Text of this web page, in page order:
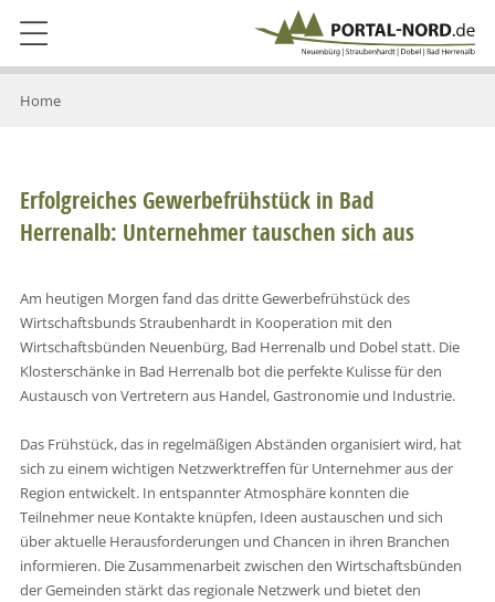
Home
Erfolgreiches Gewerbefrühstück in Bad
Herrenalb: Unternehmer tauschen sich aus
Am heutigen Morgen fand das dritte Gewerbefrühstück des
Wirtschaftsbunds Straubenhardt in Kooperation mit den
Wirtschaftsbünden Neuenbürg, Bad Herrenalb und Dobel statt. Die
Klosterschänke in Bad Herrenalb bot die perfekte Kulisse für den
Austausch von Vertretern aus Handel, Gastronomie und Industrie.
Das Frühstück, das in regelmäßigen Abständen organisiert wird, hat
sich zu einem wichtigen Netzwerktreffen für Unternehmer aus der
Region entwickelt. In entspannter Atmosphäre konnten die
Teilnehmer neue Kontakte knüpfen, Ideen austauschen und sich
über aktuelle Herausforderungen und Chancen in ihren Branchen
informieren. Die Zusammenarbeit zwischen den Wirtschaftsbünden
der Gemeinden stärkt das regionale Netzwerk und bietet den